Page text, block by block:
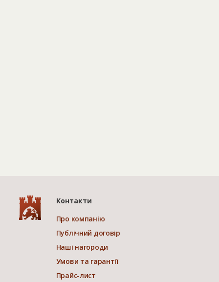
Контакти
Про компанію
Публічний договір
Наші нагороди
Умови та гарантії
Прайс-лист